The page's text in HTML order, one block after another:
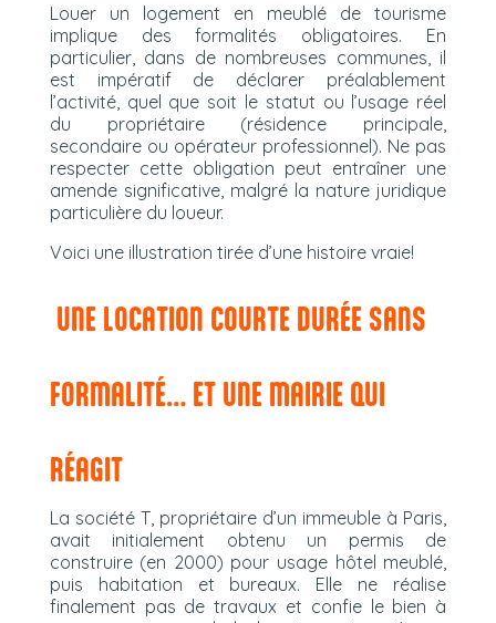
Louer un logement en meublé de tourisme
implique des formalités obligatoires. En
particulier, dans de nombreuses communes, il
est impératif de déclarer préalablement
l’activité, quel que soit le statut ou l’usage réel
du propriétaire (résidence principale,
secondaire ou opérateur professionnel). Ne pas
respecter cette obligation peut entraîner une
amende significative, malgré la nature juridique
particulière du loueur.
Voici une illustration tirée d’une histoire vraie!
UNE LOCATION COURTE DURÉE SANS
FORMALITÉ… ET UNE MAIRIE QUI
RÉAGIT
La société T, propriétaire d’un immeuble à Paris,
avait initialement obtenu un permis de
construire (en 2000) pour usage hôtel meublé,
puis habitation et bureaux. Elle ne réalise
finalement pas de travaux et confie le bien à